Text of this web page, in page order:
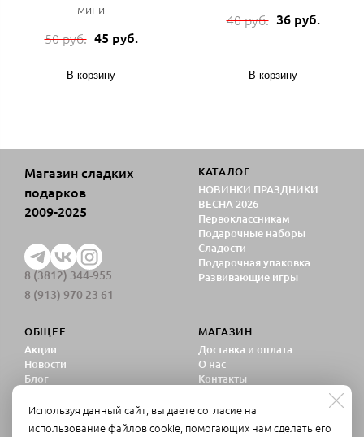
мини
50 руб. 45 руб.
В корзину
40 руб. 36 руб.
В корзину
Магазин сладких
подарков
2009-2025
8 (3812) 344-955
8 (913) 970 23 61
КАТАЛОГ
НОВИНКИ ПРАЗДНИКИ
ВЕСНА 2026
Первоклассникам
Подарочные наборы
Сладости
Подарочная упаковка
Развивающие игры
ОБЩЕЕ
Акции
Новости
Блог
конфиденциальности
Согласие на обработку
МАГАЗИН
Доставка и оплата
О нас
Контакты
Используя данный сайт, вы даете согласие на
использование файлов cookie, помогающих нам сделать его